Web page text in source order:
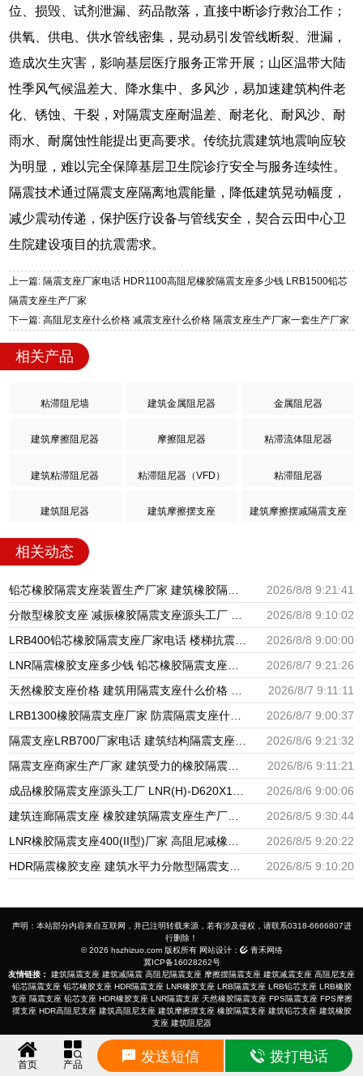
位、损毁、试剂泄漏、药品散落，直接中断诊疗救治工作；
供氧、供电、供水管线密集，晃动易引发管线断裂、泄漏，
造成次生灾害，影响基层医疗服务正常开展；山区温带大陆
性季风气候温差大、降水集中、多风沙，易加速建筑构件老
化、锈蚀、干裂，对隔震支座耐温差、耐老化、耐风沙、耐
雨水、耐腐蚀性能提出更高要求。传统抗震建筑地震响应较
为明显，难以完全保障基层卫生院诊疗安全与服务连续性。
隔震技术通过隔震支座隔离地震能量，降低建筑晃动幅度，
减少震动传递，保护医疗设备与管线安全，契合云田中心卫
生院建设项目的抗震需求。
上一篇: 隔震支座厂家电话 HDR1100高阻尼橡胶隔震支座多少钱 LRB1500铅芯
隔震支座生产厂家
下一篇: 高阻尼支座什么价格 减震支座什么价格 隔震支座生产厂家一套生产厂家
相关产品
粘滞阻尼墙 建筑金属阻尼器 金属阻尼器
建筑摩擦阻尼器 摩擦阻尼器 粘滞流体阻尼器
建筑粘滞阻尼器 粘滞阻尼器（VFD） 粘滞阻尼器
建筑阻尼器 建筑摩擦摆支座 建筑摩擦摆减隔震支座
相关动态
铅芯橡胶隔震支座装置生产厂家 建筑橡胶隔震支座LNR-700源头工厂 隔震支座价钱
2026/8/8 9:21:41
分散型橡胶支座 减振橡胶隔震支座源头工厂 隔震橡胶支座厂家电话
2026/8/8 9:10:02
LRB400铅芯橡胶隔震支座厂家电话 楼梯抗震支座 分散型隔震支座
2026/8/8 9:00:00
LNR隔震橡胶支座多少钱 铅芯橡胶隔震支座报价 高阻尼橡胶隔震支座生产厂家
2026/8/7 9:21:26
天然橡胶支座价格 建筑用隔震支座什么价格 橡胶楼梯支座价格
2026/8/7 9:11:11
LRB1300橡胶隔震支座厂家 防震隔震支座什么价格 LRB700铅芯橡胶隔震支座什么价格
2026/8/7 9:00:37
隔震支座LRB700厂家电话 建筑结构隔震支座厂家电话 LNR900隔震橡胶支座生产加工
2026/8/6 9:21:32
隔震支座商家生产厂家 建筑受力的橡胶隔震支座厂家 LNR隔震支座500厂家
2026/8/6 9:11:21
成品橡胶隔震支座源头工厂 LNR(H)-D620X179隔震支座源头工厂 水平分散型隔震支座生产厂家
2026/8/6 9:00:06
建筑连廊隔震支座 橡胶建筑隔震支座生产厂家 建筑铅芯隔振支座厂家
2026/8/5 9:30:44
LNR橡胶隔震支座400(II型)厂家 高阻尼减橡胶隔震支座厂家 建筑橡胶建筑隔震支座厂家
2026/8/5 9:20:22
HDR隔震橡胶支座 建筑水平力分散型隔震支座生产厂家 圆形高阻尼隔震支座的源头工厂
2026/8/5 9:10:20
首页 产品 发送短信 拨打电话
声明：本站部分内容来自互联网，并已注明转载来源，若有涉及侵权，请联系0318-6666807进
行删除！
© 2026 hszhizuo.com 版权所有 网站设计：
青禾网络
冀ICP备16028262号
友情链接：
建筑隔震支座 建筑减隔震 高阻尼隔震支座 摩擦摆隔震支座 建筑减震支座 高阻尼支座
铅芯隔震支座 铅芯橡胶支座 HDR隔震支座 LNR橡胶支座 LRB隔震支座 LRB铅芯支座 LRB橡胶
支座 隔震支座 铅芯支座 HDR橡胶支座 LNR隔震支座 天然橡胶隔震支座 FPS隔震支座 FPS摩擦
摆支座 HDR高阻尼支座 建筑高阻尼支座 建筑摩擦摆支座 橡胶隔震支座 建筑铅芯支座 建筑橡胶
支座 建筑阻尼器